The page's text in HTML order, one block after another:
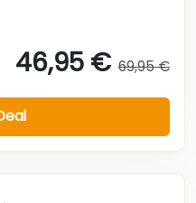
46,95 € 69,95 €